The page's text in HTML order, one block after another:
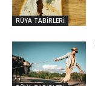
RÜYA TABİRLERİ